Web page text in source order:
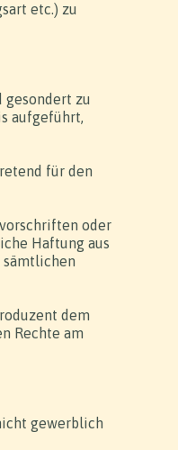
etc.) zu
gesondert zu
aufgeführt,
für den
oder
Haftung aus
sämtlichen
dem
Rechte am
gewerblich